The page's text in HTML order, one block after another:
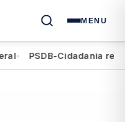
MENU
PSDB-Cidadania registra